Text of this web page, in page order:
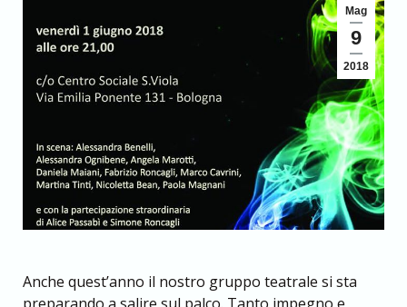
Mag
9
2018
Anche quest’anno il nostro gruppo teatrale si sta